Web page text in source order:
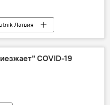
Латвия
COVID-19